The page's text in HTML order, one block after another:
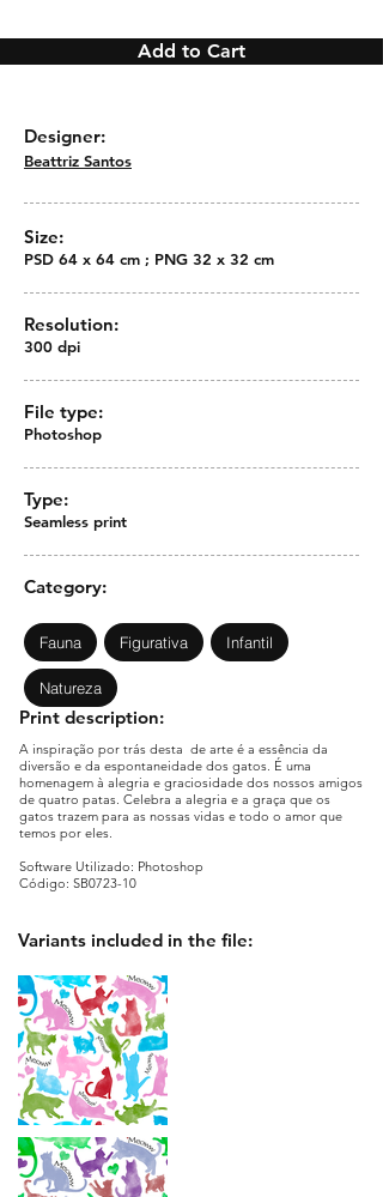
Add to Cart
Designer:
Beattriz Santos
Size:
PSD 64 x 64 cm ; PNG 32 x 32 cm
Resolution:
300 dpi
File type:
Photoshop
Type:
Seamless print
Category:
Fauna Figurativa Infantil
Natureza
Print description:
A inspiração por trás desta de arte é a essência da
diversão e da espontaneidade dos gatos. É uma
homenagem à alegria e graciosidade dos nossos amigos
de quatro patas. Celebra a alegria e a graça que os
gatos trazem para as nossas vidas e todo o amor que
temos por eles.
Software Utilizado: Photoshop
Código: SB0723-10
Variants included in the file: